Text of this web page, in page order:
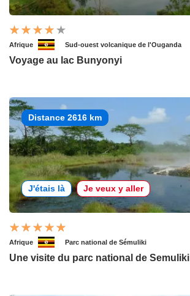
Afrique Sud-ouest volcanique de l'Ouganda
Voyage au lac Bunyonyi
Distance 2616 km
J'étais là Je veux y aller
Afrique Parc national de Sémuliki
Une visite du parc national de Semuliki